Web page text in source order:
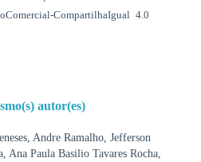
CompartilhaIgual 4.0
autor(es)
Andre Ramalho, Jefferson
Ana Paula Basilio Tavares Rocha,